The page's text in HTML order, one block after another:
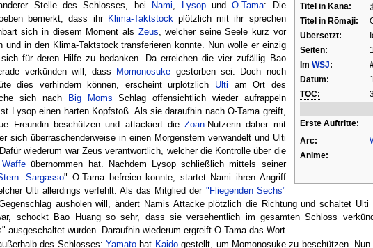
Titel in Kana:
Titel in Rōmaji:
Übersetzt:
Seiten:
Im WSJ:
Datum:
TOC:
Erste Auftritte:
Arc:
Anime:
Stelle des Schlosses, bei
Nami, LysopundO-Tama: Die
bemerkt, dass ihr Klima-Taktstockplötzlich mit ihr sprechen
sich in diesem Moment als Zeus, welcher seine Seele kurz vor
und in den Klima-Taktstock transferieren konnte. Nun wolle er einzig
für deren Hilfe zu bedanken. Da erreichen die vier zufällig Bao
verkünden will, dass
Momonosuke gestorben sei. Doch noch
dies verhindern können, erscheint urplötzlich Ulti am Ort des
sich nach
Big Moms Schlag offensichtlich wieder aufrappeln
Lysop einen harten Kopfstoß. Als sie daraufhin nach O-Tama greift,
Freundin beschützen und attackiert dieZoan-Nutzerin daher mit
sich überraschenderweise in einen Morgenstern verwandelt und Ulti
wiederum war Zeus verantwortlich, welcher die Kontrolle über die
Waffe übernommen hat. Nachdem Lysop schließlich mittels seiner
Sargasso" O-Tama befreien konnte, startet Nami ihren Angriff
Ulti allerdings verfehlt. Als das Mitglied der "Fliegenden Sechs"
ausholen will, ändert Namis Attacke plötzlich die Richtung und schaltet
schockt Bao Huang so sehr, dass sie versehentlich im gesamten Schloss
ausgeschaltet wurden. Daraufhin wiederum ergreift O-Tama das Wort...
des Schlosses: Yamato hat Kaidogestellt, um Momonosuke zu beschützen.